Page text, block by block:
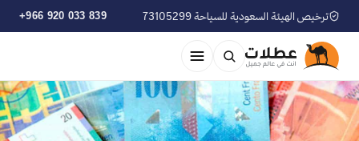
ترخيص الهيئة السعودية للسياحة 73105299 +966 920 033 839